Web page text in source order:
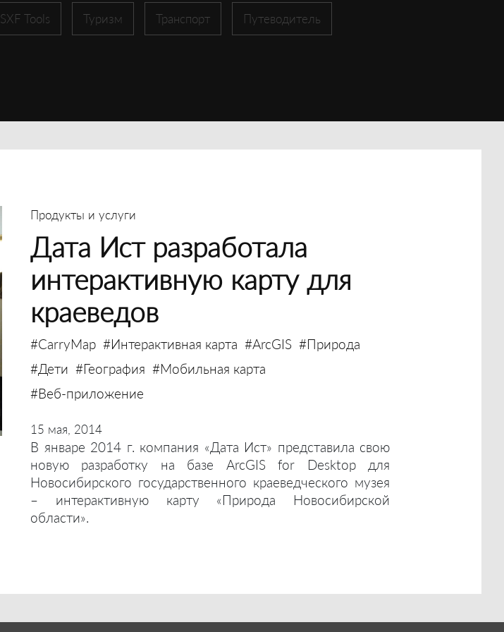
SXF Tools Туризм Транспорт Путеводитель
Продукты и услуги
Дата Ист разработала
интерактивную карту для
краеведов
#CarryMap #Интерактивная карта #ArcGIS #Природа
#Дети #География #Мобильная карта
#Веб-приложение
15 мая, 2014
В январе 2014 г. компания «Дата Ист» представила свою
новую разработку на базе ArcGIS for Desktop для
Новосибирского государственного краеведческого музея
– интерактивную карту «Природа Новосибирской
области».